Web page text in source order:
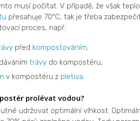
musí počítat. V případě, že však
přesahuje 70°C, tak je třeba
proces, např.:
před kompostováním,
trávydo kompostéru,
v kompostéru z pletiva.
prolévat vodou?
udržovat optimální vlhkost.